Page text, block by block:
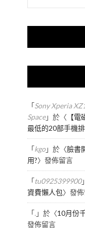
「Sony Xperia
Space」於〈 【
最低的20部手機
「kgo」於〈臉書
用?〉發佈留言
「tu0925399900
資費懶人包〉發
「.」於〈10月份
發佈留言